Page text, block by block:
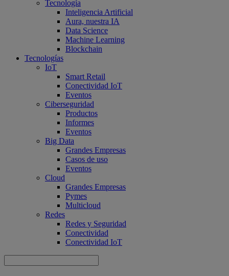
Tecnología
Inteligencia Artificial
Aura, nuestra IA
Data Science
Machine Learning
Blockchain
Tecnologías
IoT
Smart Retail
Conectividad IoT
Eventos
Ciberseguridad
Productos
Informes
Eventos
Big Data
Grandes Empresas
Casos de uso
Eventos
Cloud
Grandes Empresas
Pymes
Multicloud
Redes
Redes y Seguridad
Conectividad
Conectividad IoT